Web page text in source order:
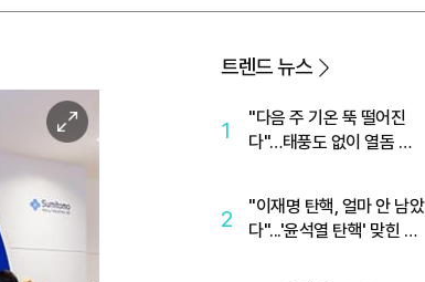
이
미
지
확
대
트렌드 뉴스
1
"다음 주 기온 뚝 떨어진
다"…태풍도 없이 열돔 박
2
"이재명 탄핵, 얼마 안 남았
다"...'윤석열 탄핵' 맞힌 무